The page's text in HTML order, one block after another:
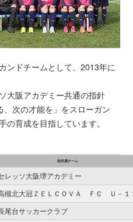
ンドチームとして、2013年に
大阪アカデミー共通の指針
、次の才能を」をスローガン
の育成を目指しています。
前所属チーム
レッソ大阪堺アカデミー
槻北大冠ＺＥＬＣＯＶＡ ＦＣ Ｕ－１
尾台サッカークラブ